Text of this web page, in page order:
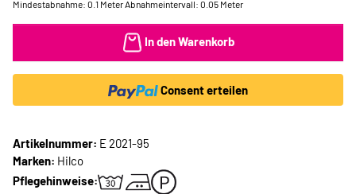
Mindestabnahme: 0.1 Meter Abnahmeintervall: 0.05 Meter
In den Warenkorb
Consent erteilen
Artikelnummer: E 2021-95
Marken: Hilco
Pflegehinweise: